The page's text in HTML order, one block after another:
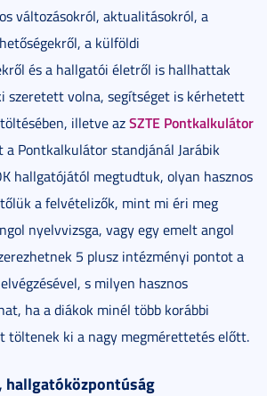
változásokról, aktualitásokról, a
a külföldi
és a hallgatói életről is hallhattak
szeretett volna, segítséget is kérhetett
illetve azSZTE Pontkalkulátor
a Pontkalkulátor standjánál Jarábik
hallgatójától megtudtuk, olyan hasznos
a felvételizők, mint mi éri meg
nyelvvizsga, vagy egy emelt angol
5 plusz intézményi pontot a
elvégzésével, s milyen hasznos
ha a diákok minél több korábbi
töltenek ki a nagy megmérettetés előtt.
hallgatóközpontúság